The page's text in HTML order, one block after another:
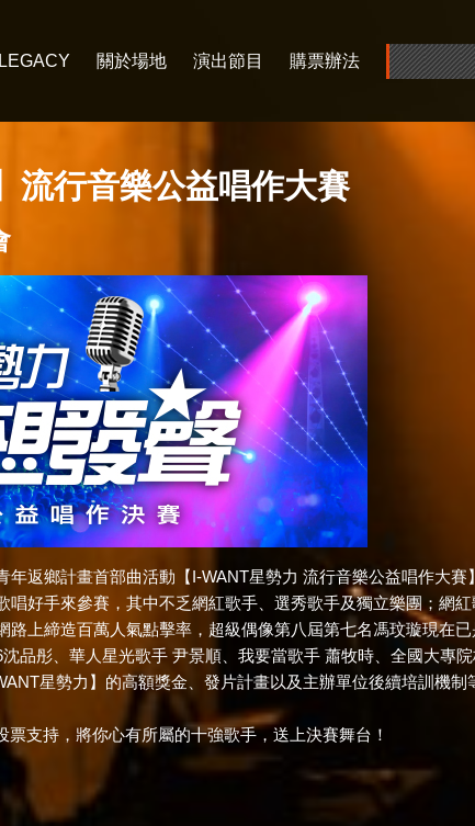
關於場地 演出節目 購票辦法
流行音樂公益唱作大賽
返鄉計畫首部曲活動【I-WANT星勢力 流行音樂公益唱作大賽
好手來參賽，其中不乏網紅歌手、選秀歌手及獨立樂團；網
上締造百萬人氣點擊率，超級偶像第八屆第七名馮玟璇現在已
品彤、華人星光歌手 尹景順、我要當歌手 蕭牧時、全國大專
星勢力】的高額獎金、發片計畫以及主辦單位後續培訓機制
支持，將你心有所屬的十強歌手，送上決賽舞台！